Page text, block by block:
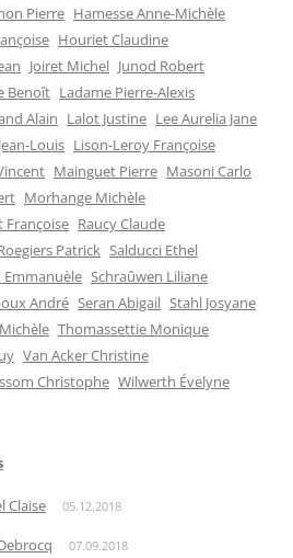
Pierre Hamesse Anne-Michèle
Houriet Claudine
Joiret Michel Junod Robert
Benoît Ladame Pierre-Alexis
Alain Lalot Justine Lee Aurelia Jane
Louis Lison-Leroy Françoise
Mainguet Pierre Masoni Carlo
Morhange Michèle
Françoise Raucy Claude
Patrick Salducci Ethel
Emmanuèle Schraûwen Liliane
André Seran Abigail Stahl Josyane
Thomassettie Monique
Van Acker Christine
Christophe Wilwerth Évelyne
Claise 05.12.2018
07.09.2018